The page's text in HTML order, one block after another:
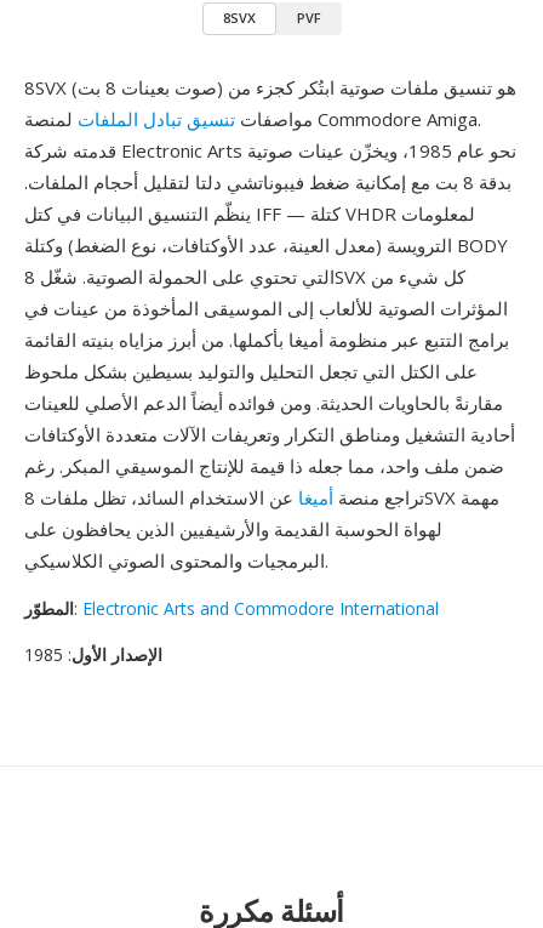
8SVX PVF
8SVX (صوت بعينات 8 بت) هو تنسيق ملفات صوتية ابتُكر كجزء من
مواصفات تنسيق تبادل الملفات لمنصة Commodore Amiga.
قدمته شركة Electronic Arts نحو عام 1985، ويخزّن عينات صوتية
بدقة 8 بت مع إمكانية ضغط فيبوناتشي دلتا لتقليل أحجام الملفات.
ينظّم التنسيق البيانات في كتل IFF — كتلة VHDR لمعلومات
الترويسة (معدل العينة، عدد الأوكتافات، نوع الضغط) وكتلة BODY
التي تحتوي على الحمولة الصوتية. شغّل 8SVX كل شيء من
المؤثرات الصوتية للألعاب إلى الموسيقى المأخوذة من عينات في
برامج التتبع عبر منظومة أميغا بأكملها. من أبرز مزاياه بنيته القائمة
على الكتل التي تجعل التحليل والتوليد بسيطين بشكل ملحوظ
مقارنةً بالحاويات الحديثة. ومن فوائده أيضاً الدعم الأصلي للعينات
أحادية التشغيل ومناطق التكرار وتعريفات الآلات متعددة الأوكتافات
ضمن ملف واحد، مما جعله ذا قيمة للإنتاج الموسيقي المبكر. رغم
تراجع منصة أميغا
عن الاستخدام السائد، تظل ملفات 8SVX مهمة
لهواة الحوسبة القديمة والأرشيفيين الذين يحافظون على
البرمجيات والمحتوى الصوتي الكلاسيكي.
المطوّر: Electronic Arts and Commodore International
الإصدار الأول: 1985
أسئلة مكررة